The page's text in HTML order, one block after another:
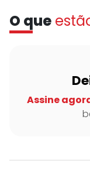
O que
Assine